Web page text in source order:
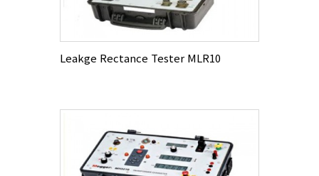
Leakge Rectance Tester MLR10